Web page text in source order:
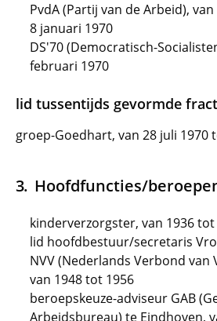
PvdA (Partij van de Arbeid),
8 januari 1970
DS'70 (Democratisch-
februari 1970
lid tussentijds gevormde
groep-Goedhart, van 28 juli 1970
Hoofdfuncties/
kinderverzorgster, van 1936 tot
lid hoofdbestuur/secretaris
NVV (Nederlands Verbond van
van 1948 tot 1956
beroepskeuze-adviseur GAB
Arbeidsbureau) te Eindhoven,